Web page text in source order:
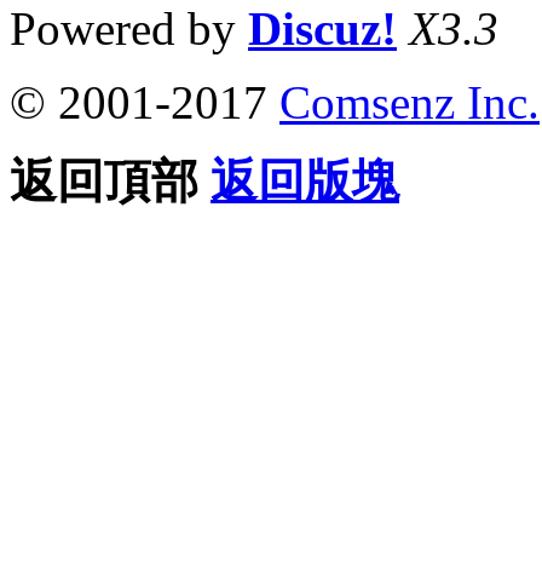
Powered by Discuz! X3.3
© 2001-2017 Comsenz Inc.
返回頂部 返回版塊